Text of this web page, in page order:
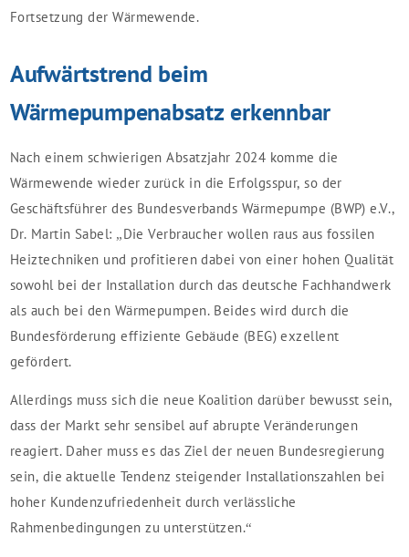
Fortsetzung der Wärmewende.
Aufwärtstrend beim
Wärmepumpenabsatz erkennbar
Nach einem schwierigen Absatzjahr 2024 komme die
Wärmewende wieder zurück in die Erfolgsspur, so der
Geschäftsführer des Bundesverbands Wärmepumpe (BWP) e.V.,
Dr. Martin Sabel: „Die Verbraucher wollen raus aus fossilen
Heiztechniken und profitieren dabei von einer hohen Qualität
sowohl bei der Installation durch das deutsche Fachhandwerk
als auch bei den Wärmepumpen. Beides wird durch die
Bundesförderung effiziente Gebäude (BEG) exzellent
gefördert.
Allerdings muss sich die neue Koalition darüber bewusst sein,
dass der Markt sehr sensibel auf abrupte Veränderungen
reagiert. Daher muss es das Ziel der neuen Bundesregierung
sein, die aktuelle Tendenz steigender Installationszahlen bei
hoher Kundenzufriedenheit durch verlässliche
Rahmenbedingungen zu unterstützen.“